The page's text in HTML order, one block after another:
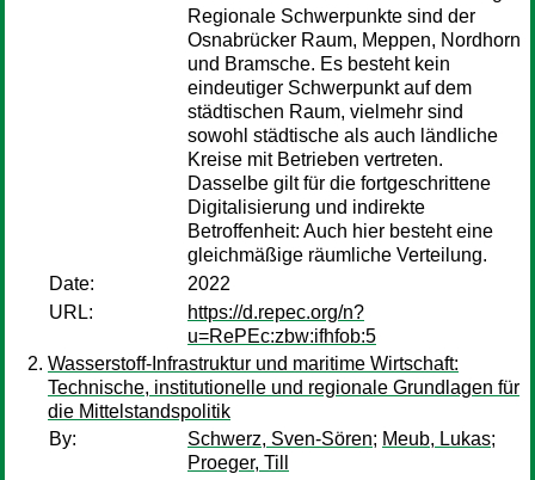
Regionale Schwerpunkte sind der
Osnabrücker Raum, Meppen, Nordhorn
und Bramsche. Es besteht kein
eindeutiger Schwerpunkt auf dem
städtischen Raum, vielmehr sind
sowohl städtische als auch ländliche
Kreise mit Betrieben vertreten.
Dasselbe gilt für die fortgeschrittene
Digitalisierung und indirekte
Betroffenheit: Auch hier besteht eine
gleichmäßige räumliche Verteilung.
Date:
2022
URL:
https://d.repec.org/n?
u=RePEc:zbw:ifhfob:5
Wasserstoff-Infrastruktur und maritime Wirtschaft:
Technische, institutionelle und regionale Grundlagen für
die Mittelstandspolitik
By:
Schwerz, Sven-Sören; Meub, Lukas;
Proeger, Till